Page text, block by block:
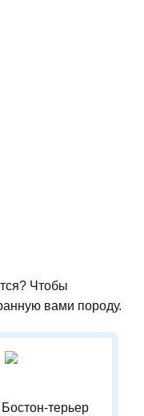
Чтобы
вами породу.
Бостон-терьер